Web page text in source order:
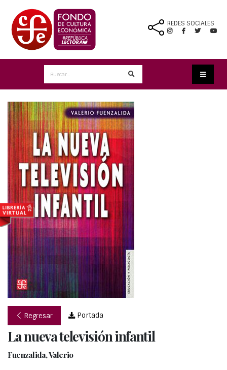
REDES SOCIALES
Regresar Portada
La nueva televisión infantil
Fuenzalida, Valerio